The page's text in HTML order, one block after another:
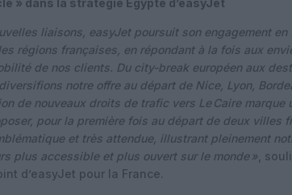
» dans la stratégie Égypte d’easyJet
liaisons, easyJet poursuit son engagement en
régions françaises, en répondant à la fois aux
de nos clients. Du city-break européen aux
notre offre au départ de Nice, Lyon,
de nouveaux droits de trafic vers Le Caire
pour la première fois au départ de deux villes
et très attendue, illustrant pleinement
plus accessible et plus ouvert sur le monde » ,
d’easyJet pour la France.